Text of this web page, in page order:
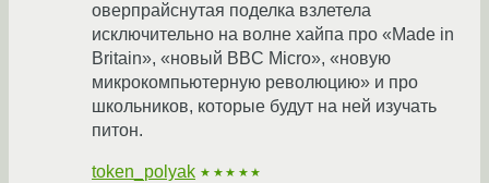
оверпрайснутая поделка взлетела
исключительно на волне хайпа про «Made in
Britain», «новый BBC Micro», «новую
микрокомпьютерную революцию» и про
школьников, которые будут на ней изучать
питон.
token_polyak ★★★★★